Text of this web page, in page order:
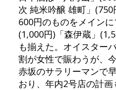
次 純米吟醸 雄町」(750
600円のものをメインに
(1,000円)「森伊蔵」
も揃えた。オイスター
割が女性で賑わうが、
赤坂のサラリーマンで
おり、年内2号店の計画